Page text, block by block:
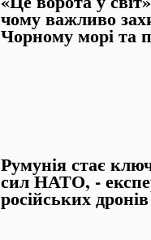
чому важливо
Чорному морі та
Румунія стає
сил НАТО, -
російських дронів